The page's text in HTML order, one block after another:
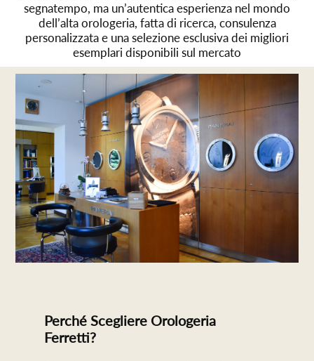
segnatempo, ma un’autentica esperienza nel mondo
dell’alta orologeria, fatta di ricerca, consulenza
personalizzata e una selezione esclusiva dei migliori
esemplari disponibili sul mercato
Perché Scegliere Orologeria
Ferretti?